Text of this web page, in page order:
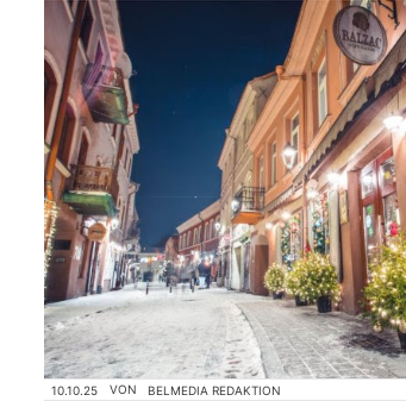
10.10.25 VON BELMEDIA REDAKTION